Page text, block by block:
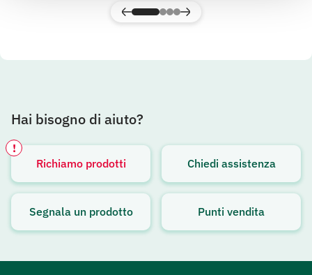
Hai bisogno di aiuto?
Richiamo prodotti
!
Avviso attivo
Chiedi assistenza
Segnala un prodotto Punti vendita